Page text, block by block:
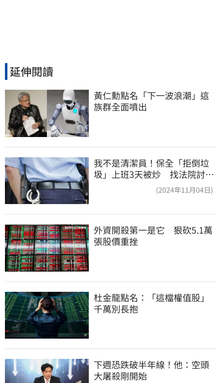
延伸閱讀
黃仁勳點名「下一波浪潮」這
族群全面噴出
我不是清潔員！保全「拒倒垃
圾」上班3天被炒 找法院討公
(2024年11月04日)
外資開殺第一是它　狠砍5.1萬
張股價重挫
杜金龍點名：「這檔權值股」
千萬別長抱
下週恐跌破半年線！他：空頭
大屠殺剛開始